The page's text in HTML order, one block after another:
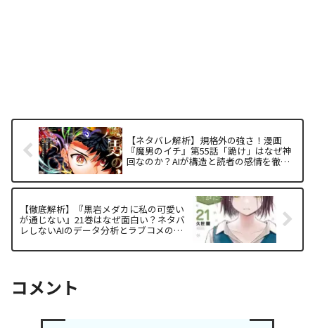
【ネタバレ解析】規格外の強さ！漫画
『魔男のイチ』第55話「跪け」はなぜ神
回なのか？AIが構造と読者の感情を徹底
【徹底解析】『黒岩メダカに私の可愛い
が通じない』21巻はなぜ面白い？ネタバ
レしないAIのデータ分析とラブコメの法
コメント